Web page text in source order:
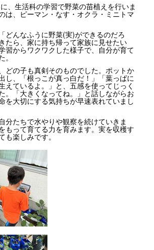
、生活科の学習で野菜の苗植えを行いま
は、ピーマン・なす・オクラ・ミニトマ
どんなふうに野菜(実)ができるのだろ
たら、家に持ち帰って家族に見せたい
習からワクワクした様子で、自分が育て
どの子も真剣そのものでした。ポットか
し、「根っこが真っ白だ！」「葉っぱに
えているよ。」と、五感を使ってじっく
。「大きくなってね。」と話しながらお
を大切にする気持ちが早速表れていまし
分たちで水やりや観察を続けていきま
もって育てる力を育みます。実を収穫す
も楽しみです。